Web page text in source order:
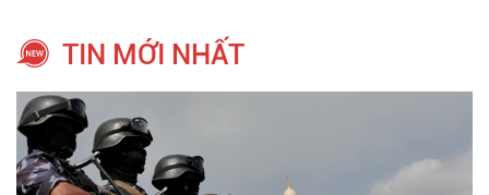
TIN MỚI NHẤT